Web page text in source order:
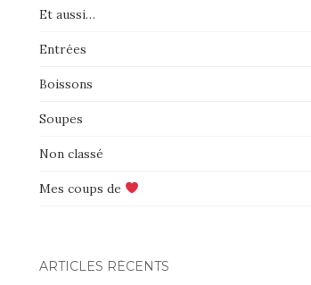
Et aussi…
Entrées
Boissons
Soupes
Non classé
Mes coups de
ARTICLES RÉCENTS